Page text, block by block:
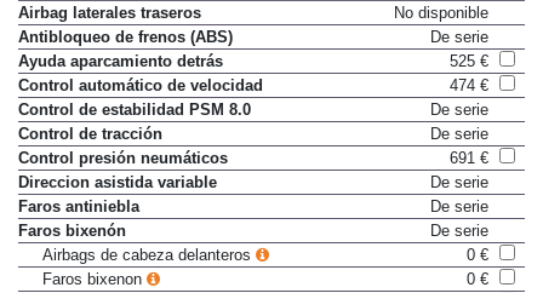
Airbag laterales traseros
No disponible
Antibloqueo de frenos (ABS)
De serie
Ayuda aparcamiento detrás
525 €
Control automático de velocidad
474 €
Control de estabilidad PSM 8.0
De serie
Control de tracción
De serie
Control presión neumáticos
691 €
Direccion asistida variable
De serie
Faros antiniebla
De serie
Faros bixenón
De serie
Airbags de cabeza delanteros
0 €
Faros bixenon
0 €